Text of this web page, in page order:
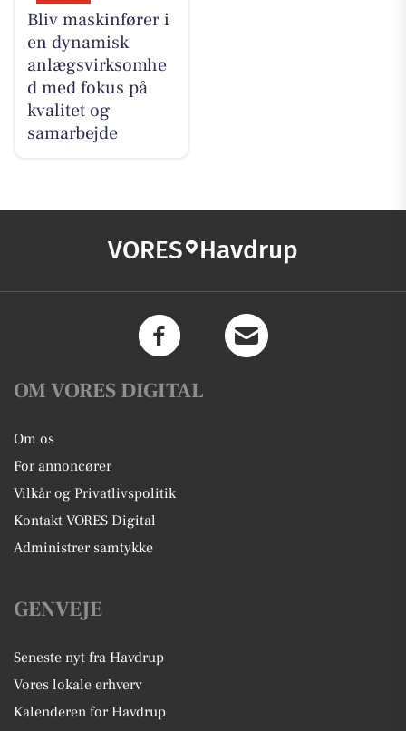
Bliv maskinfører i
en dynamisk
anlægsvirksomhe
d med fokus på
kvalitet og
samarbejde
VORES Havdrup
OM VORES DIGITAL
Om os
For annoncører
Vilkår og Privatlivspolitik
Kontakt VORES Digital
Administrer samtykke
GENVEJE
Seneste nyt fra Havdrup
Vores lokale erhverv
Kalenderen for Havdrup